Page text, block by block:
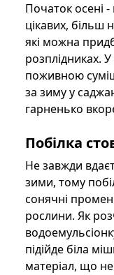
Початок осені
цікавих, більш
які можна
розплідниках.
поживною
за зиму у
гарненько
Побілка
Не завжди
зими, тому
сонячні
рослини. Як
підійде біла
матеріал, що не